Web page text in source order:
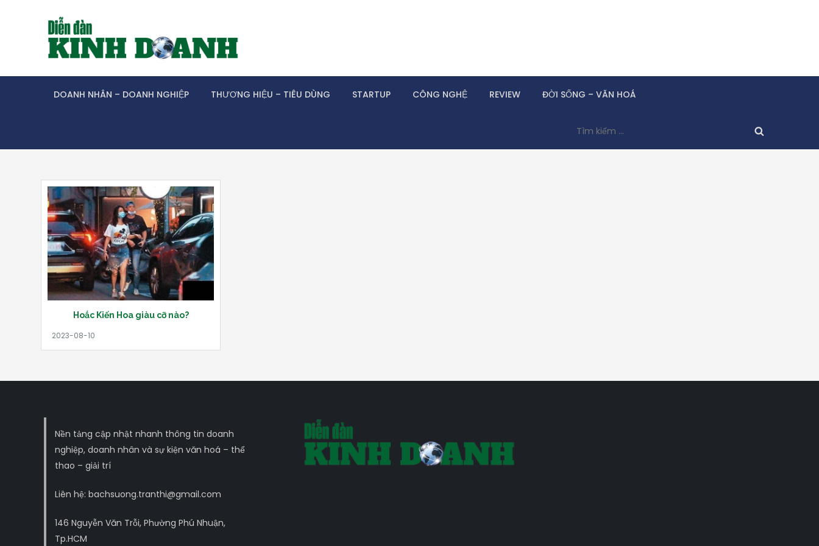
DOANH NHÂN – DOANH NGHIỆP THƯƠNG HIỆU – TIÊU DÙNG STARTUP CÔNG NGHỆ REVIEW ĐỜI SỐNG – VĂN HOÁ
kiếm
cho:
Hoắc Kiến Hoa giàu cỡ nào?
Nền tảng cập nhật nhanh thông tin doanh
nghiệp, doanh nhân và sự kiện văn hoá – thể
thao – giải trí
Liên hệ: bachsuong.tranthi@gmail.com
146 Nguyễn Văn Trỗi, Phường Phú Nhuận,
Tp.HCM